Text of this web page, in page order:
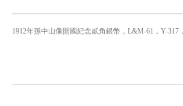
1912年孫中山像開國紀念貳角銀幣，L&M-61，Y-